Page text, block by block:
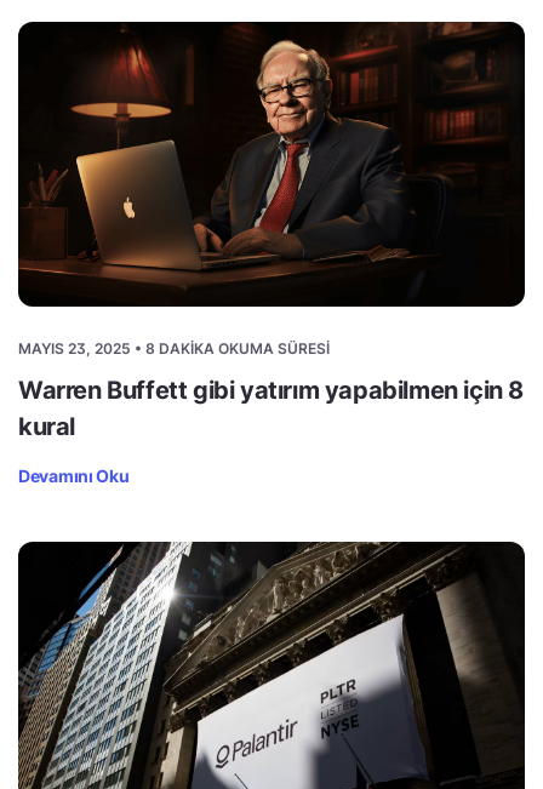
MAYIS 23, 2025 • 8 DAKIKA OKUMA SÜRESI
Warren Buffett gibi yatırım yapabilmen için 8
kural
Devamını Oku